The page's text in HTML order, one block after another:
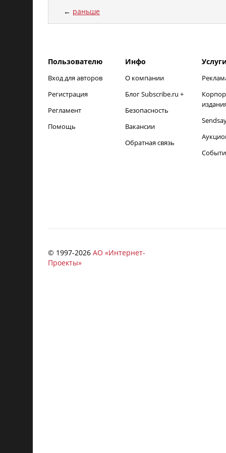
← раньше
Пользователю
Вход для авторов
Регистрация
Регламент
Помощь
Инфо
О компании
Блог Subscribe.ru +
Безопасность
Вакансии
Обратная связь
© 1997-2026 АО «Интернет-
Проекты»